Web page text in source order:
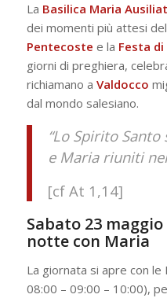
La Basilica Maria
dei momenti più attesi
Pentecoste e la Festa
giorni di preghiera,
richiamano a Valdocco
dal mondo salesiano.
“Lo Spirito
e Maria riuniti
[cf At 1,14]
Sabato 23
notte con Maria
La giornata si apre con
08:00 – 09:00 – 10:00),